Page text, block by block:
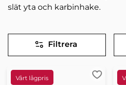
slät yta och karbinhake.
Filtrera
Lägg